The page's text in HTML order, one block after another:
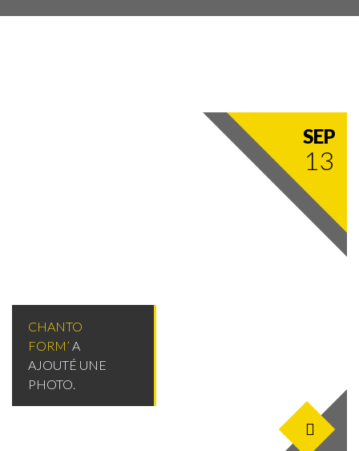
SEP
13
CHANTO
FORM’ A
AJOUTÉ UNE
PHOTO.